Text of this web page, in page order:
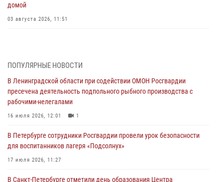
домой
03 августа 2026, 11:51
03 августа 2026, 10:15 1
Сотрудники ГУ Росгвардии приняли участие в чемпионатах Северо-
Западного округа войск национальной гвардии РФ по спортивному и
боевому самбо
03 августа 2026, 10:07
В Ленобласти сотрудники ОМОН Росгвардии оказали содействие
полиции в проведении профилактического мероприятия
03 августа 2026, 09:16
ПОПУЛЯРНЫЕ НОВОСТИ
В Ленинградской области при содействии ОМОН Росгвардии
пресечена деятельность подпольного рыбного производства с
рабочими-нелегалами
16 июля 2026, 12:01 1
В Петербурге сотрудники Росгвардии провели урок безопасности
для воспитанников лагеря «Подсолнух»
17 июля 2026, 11:27
В Санкт-Петербурге отметили день образования Центра